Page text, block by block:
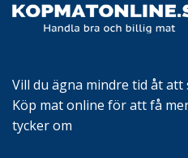
Vill du ägna mindre tid åt
Köp mat online för att få
tycker om